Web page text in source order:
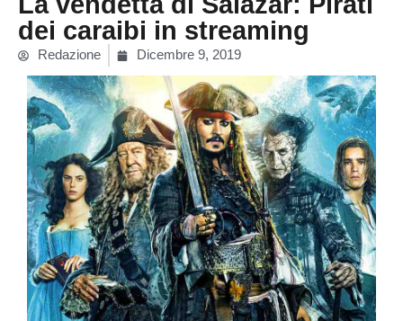
dei caraibi in streaming
Redazione Dicembre 9, 2019